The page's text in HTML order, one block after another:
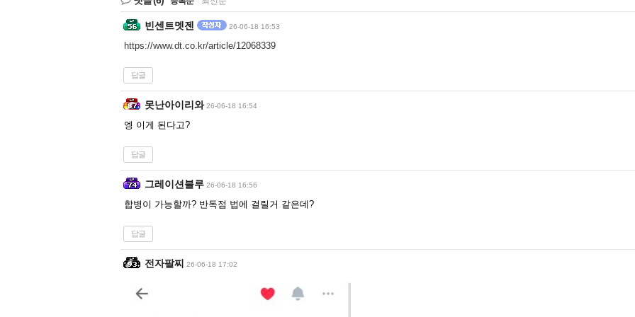
빈센트멧젠 26-06-18 16:53
https://www.dt.co.kr/article/12068339
답글
못난아이리와 26-06-18 16:54
엥 이게 된다고?
답글
그레이션블루 26-06-18 16:56
합병이 가능할까? 반독점 법에 걸릴거 같은데?
답글
전자팔찌 26-06-18 17:02